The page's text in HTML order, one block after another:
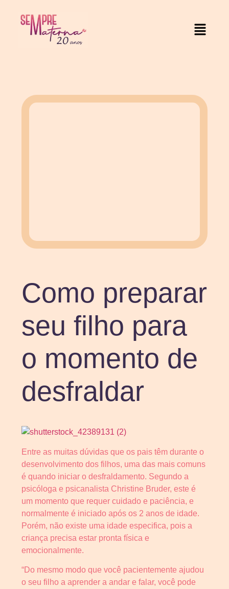
Como preparar
seu filho para
o momento de
desfraldar
Entre as muitas dúvidas que os pais têm durante o
desenvolvimento dos filhos, uma das mais comuns
é quando iniciar o desfraldamento. Segundo a
psicóloga e psicanalista Christine Bruder, este é
um momento que requer cuidado e paciência, e
normalmente é iniciado após os 2 anos de idade.
Porém, não existe uma idade especifica, pois a
criança precisa estar pronta física e
emocionalmente.
“Do mesmo modo que você pacientemente ajudou
o seu filho a aprender a andar e falar, você pode